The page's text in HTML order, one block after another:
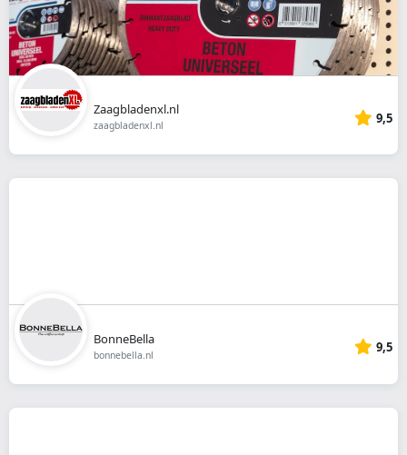
Zaagbladenxl.nl
zaagbladenxl.nl 9,5
BonneBella
bonnebella.nl 9,5